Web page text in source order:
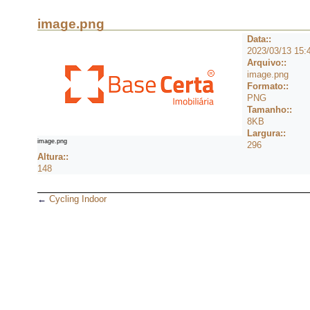
image.png
image.png
Data::
2023/03/13
Arquivo::
image.png
Formato::
PNG
Tamanho::
8KB
Largura::
296
Altura::
148
←Cycling Indoor